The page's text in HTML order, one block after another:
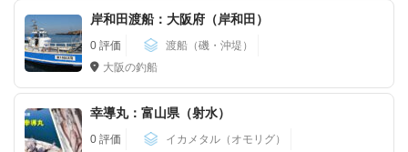
岸和田渡船：大阪府（岸和田）
0 評価
渡船（磯・沖堤）
大阪の釣船
幸導丸：富山県（射水）
0 評価 イカメタル（オモリグ）